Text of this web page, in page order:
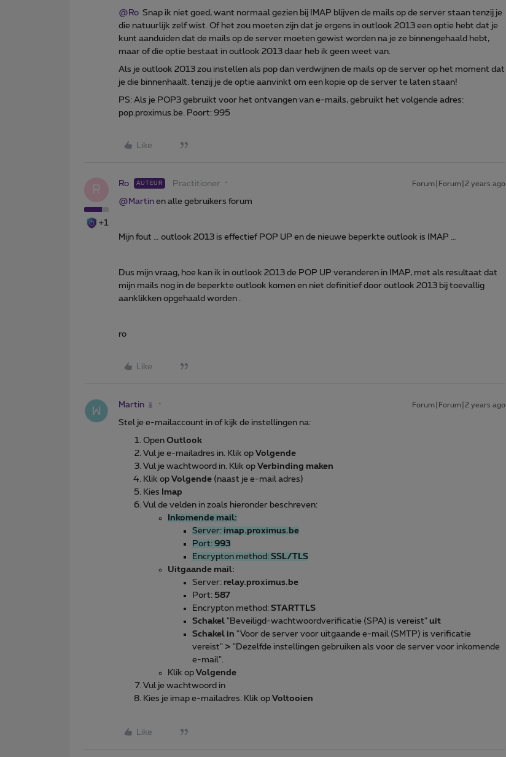
@Ro Snap ik niet goed, want normaal gezien bij IMAP blijven de mails op de server staan tenzij je
die natuurlijk zelf wist. Of het zou moeten zijn dat je ergens in outlook 2013 een optie hebt dat je
kunt aanduiden dat de mails op de server moeten gewist worden na je ze binnengehaald hebt,
maar of die optie bestaat in outlook 2013 daar heb ik geen weet van.
Als je outlook 2013 zou instellen als pop dan verdwijnen de mails op de server op het moment dat
je die binnenhaalt. tenzij je de optie aanvinkt om een kopie op de server te laten staan!
PS: Als je POP3 gebruikt voor het ontvangen van e-mails, gebruikt het volgende adres:
pop.proximus.be. Poort: 995
Like
R
+1
Ro AUTEUR Practitioner Forum|Forum|2 years ago
@Martin en alle gebruikers forum
Mijn fout … outlook 2013 is effectief POP UP en de nieuwe beperkte outlook is IMAP …
Dus mijn vraag, hoe kan ik in outlook 2013 de POP UP veranderen in IMAP, met als resultaat dat
mijn mails nog in de beperkte outlook komen en niet definitief door outlook 2013 bij toevallig
aanklikken opgehaald worden .
ro
Like
Martin Forum|Forum|2 years ago
Stel je e-mailaccount in of kijk de instellingen na:
Open Outlook
Vul je e-mailadres in. Klik op Volgende
Vul je wachtwoord in. Klik op Verbinding maken
Klik op Volgende (naast je e-mail adres)
Kies
Imap
Vul de velden in zoals hieronder beschreven:
Inkomende mail:
Server: imap.proximus.be
Port: 993
Encrypton method: SSL/TLS
Uitgaande mail:
Server: relay.proximus.be
Port: 587
Encrypton method: STARTTLS
Schakel "Beveiligd-wachtwoordverificatie (SPA) is vereist" uit
Schakel in "Voor de server voor uitgaande e-mail (SMTP) is verificatie
vereist" > "Dezelfde instellingen gebruiken als voor de server voor inkomende
e-mail".
Klik op Volgende
Vul je wachtwoord in
Kies je imap e-mailadres. Klik op Voltooien
Like